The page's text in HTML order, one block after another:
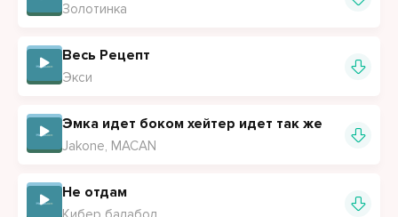
Золотинка
Весь Рецепт
Экси
Эмка идет боком хейтер идет так же
Jakone, MACAN
Не отдам